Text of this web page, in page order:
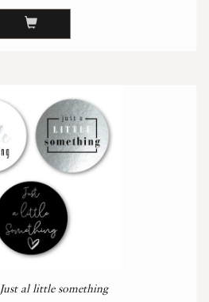
Just al little something